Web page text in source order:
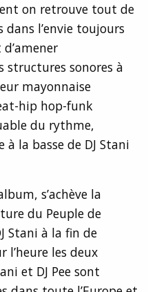
on retrouve tout de
l’envie toujours
structures sonores à
mayonnaise
hip hop-funk
du rythme,
la basse de DJ Stani
s’achève la
du Peuple de
Stani à la fin de
l’heure les deux
et DJ Pee sont